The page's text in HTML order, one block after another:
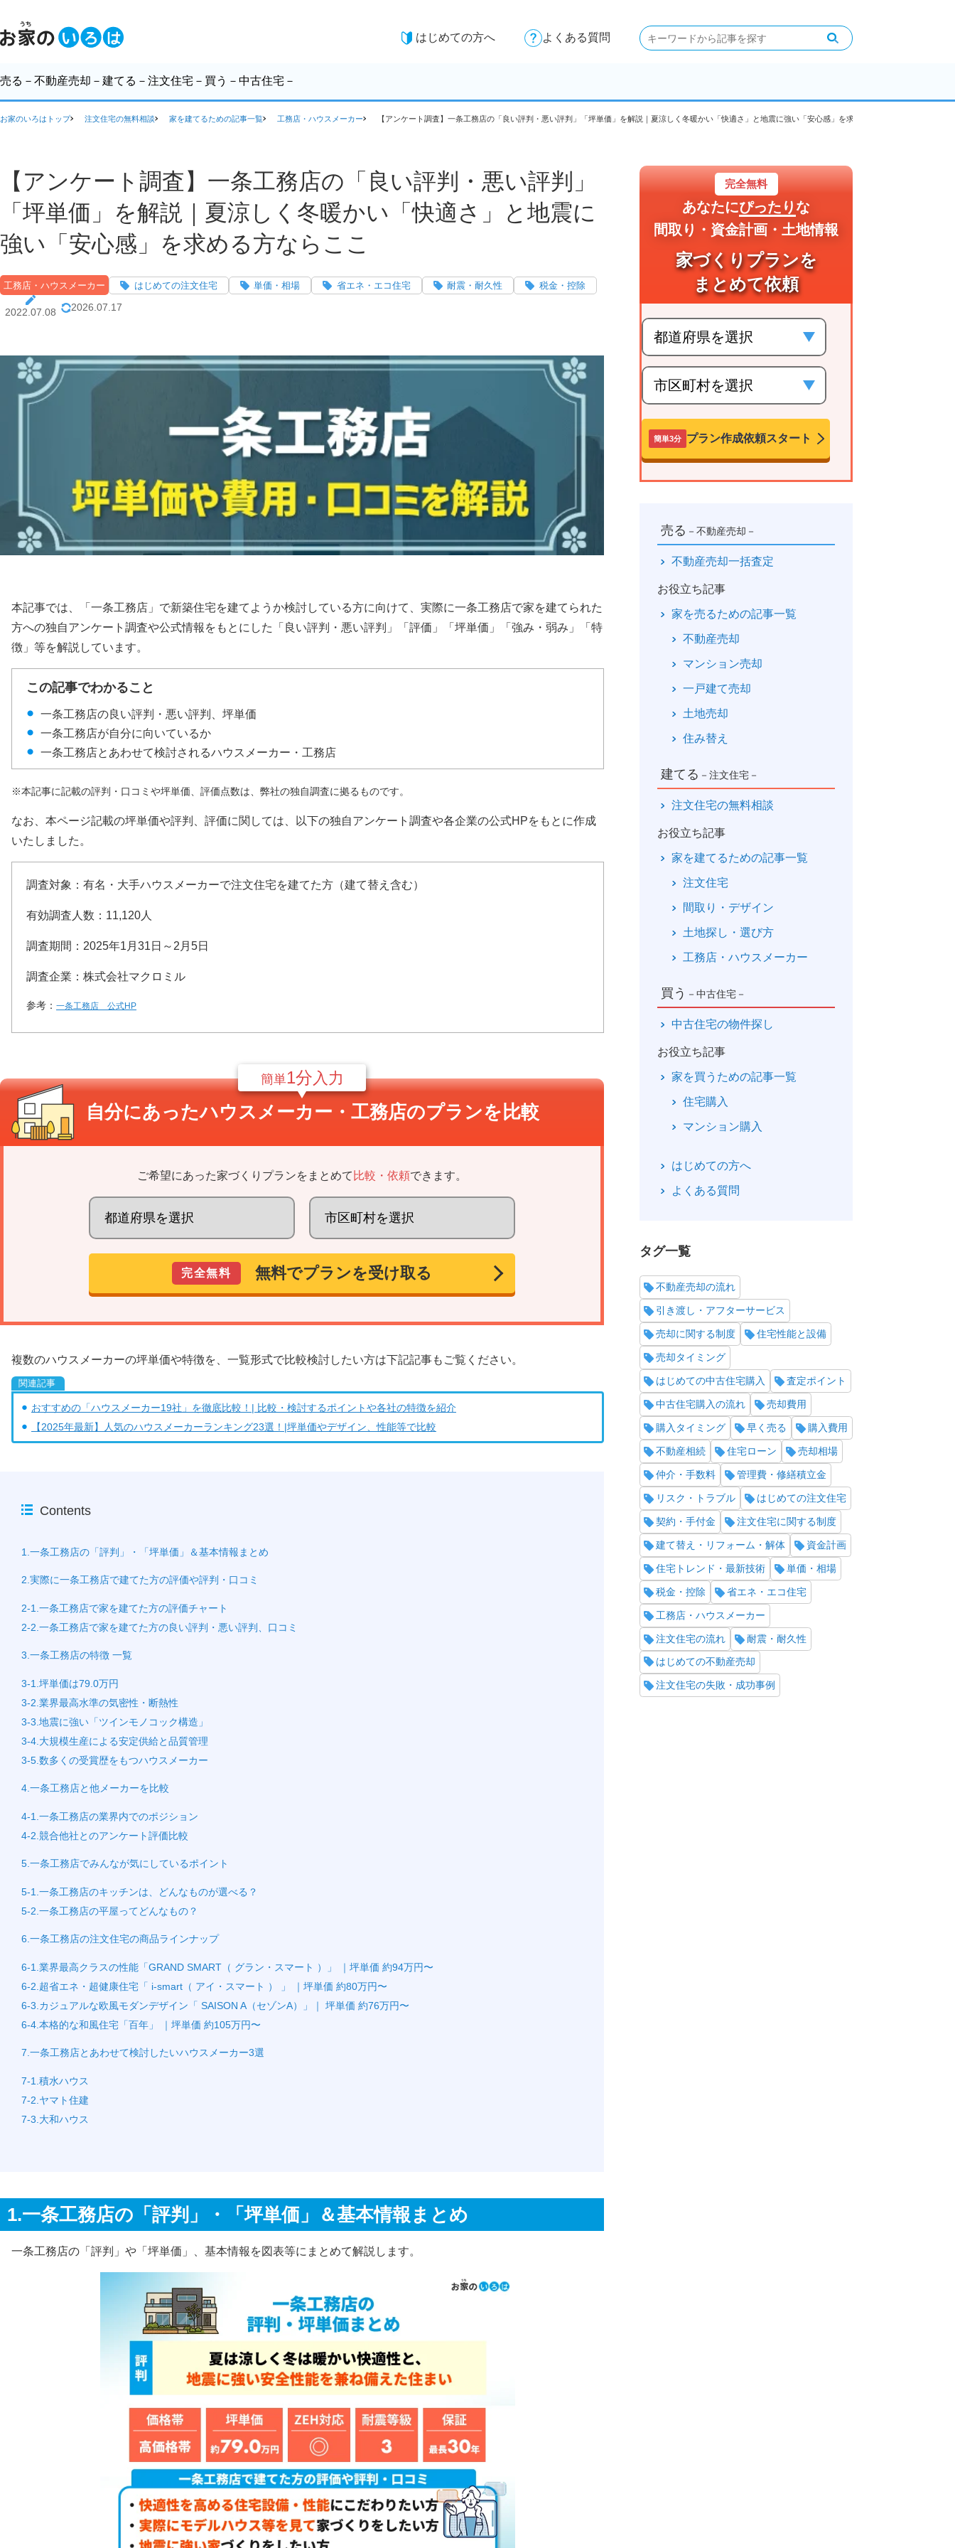
はじめての方へ よくある質問
売る －不動産売却－ 建てる －注文住宅－ 買う －中古住宅－
お家のいろはトップ 注文住宅の無料相談 家を建てるための記事一覧 工務店・ハウスメーカー 【アンケート調査】一条工務店の「良い評判・悪い評判」「坪単価」を解説｜夏涼しく冬暖かい「快適さ」と地震に強い「安心感」を求める方ならここ
【アンケート調査】一条工務店の「良い評判・悪い評判」
「坪単価」を解説｜夏涼しく冬暖かい「快適さ」と地震に
強い「安心感」を求める方ならここ
工務店・ハウスメーカー はじめての注文住宅 単価・相場 省エネ・エコ住宅 耐震・耐久性 税金・控除
2022.07.08 2026.07.17
本記事では、「一条工務店」で新築住宅を建てようか検討している方に向けて、実際に一条工務店で家を建てられた
方への独自アンケート調査や公式情報をもとにした「良い評判・悪い評判」「評価」「坪単価」「強み・弱み」「特
徴」等を解説しています。
この記事でわかること
一条工務店の良い評判・悪い評判、坪単価
一条工務店が自分に向いているか
一条工務店とあわせて検討されるハウスメーカー・工務店
※本記事に記載の評判・口コミや坪単価、評価点数は、弊社の独自調査に拠るものです。
なお、本ページ記載の坪単価や評判、評価に関しては、以下の独自アンケート調査や各企業の公式HPをもとに作成
いたしました。
調査対象：有名・大手ハウスメーカーで注文住宅を建てた方（建て替え含む）
有効調査人数：11,120人
調査期間：2025年1月31日～2月5日
調査企業：株式会社マクロミル
参考： 一条工務店 公式HP
簡単1分 入力
自分にあったハウスメーカー・ 工務店のプランを比較
ご希望にあった家づくりプランをまとめて 比較・依頼できます。
完全無料 無料でプランを受け取る
複数のハウスメーカーの坪単価や特徴を、一覧形式で比較検討したい方は下記記事もご覧ください。
おすすめの「ハウスメーカー19社」を徹底比較！| 比較・検討するポイントや各社の特徴を紹介
【2025年最新】人気のハウスメーカーランキング23選！|坪単価やデザイン、性能等で比較
Contents
1.一条工務店の「評判」・「坪単価」＆基本情報まとめ
2.実際に一条工務店で建てた方の評価や評判・口コミ
2-1.一条工務店で家を建てた方の評価チャート
2-2.一条工務店で家を建てた方の良い評判・悪い評判、口コミ
3.一条工務店の特徴 一覧
3-1.坪単価は79.0万円
3-2.業界最高水準の気密性・断熱性
3-3.地震に強い「ツインモノコック構造」
3-4.大規模生産による安定供給と品質管理
3-5.数多くの受賞歴をもつハウスメーカー
4.一条工務店と他メーカーを比較
4-1.一条工務店の業界内でのポジション
4-2.競合他社とのアンケート評価比較
5.一条工務店でみんなが気にしているポイント
5-1.一条工務店のキッチンは、どんなものが選べる？
5-2.一条工務店の平屋ってどんなもの？
6.一条工務店の注文住宅の商品ラインナップ
6-1.業界最高クラスの性能「GRAND SMART（ グラン・スマート ）」 ｜坪単価 約94万円〜
6-2.超省エネ・超健康住宅「 i-smart（ アイ・スマート ） 」 ｜坪単価 約80万円〜
6-3.カジュアルな欧風モダンデザイン「 SAISON A（セゾンA）」｜ 坪単価 約76万円〜
6-4.本格的な和風住宅「百年」 ｜坪単価 約105万円〜
7.一条工務店とあわせて検討したいハウスメーカー3選
7-1.積水ハウス
7-2.ヤマト住建
7-3.大和ハウス
1.一条工務店の「評判」・「坪単価」＆基本情報まとめ
一条工務店の「評判」や「坪単価」、基本情報を図表等にまとめて解説します。
完全無料
あなたにぴったり な
間取り・資金計画・土地情報
家づくりプランを
まとめて依頼
簡単3分 プラン作成依頼スタート
売る －不動産売却－
不動産売却一括査定
お役立ち記事
家を売るための記事一覧
不動産売却
マンション売却
一戸建て売却
土地売却
住み替え
建てる －注文住宅－
注文住宅の無料相談
お役立ち記事
家を建てるための記事一覧
注文住宅
間取り・デザイン
土地探し・選び方
工務店・ハウスメーカー
買う －中古住宅－
中古住宅の物件探し
お役立ち記事
家を買うための記事一覧
住宅購入
マンション購入
はじめての方へ
よくある質問
タグ一覧
不動産売却の流れ
引き渡し・アフターサービス
売却に関する制度 住宅性能と設備
売却タイミング
はじめての中古住宅購入 査定ポイント
中古住宅購入の流れ 売却費用
購入タイミング 早く売る 購入費用
不動産相続 住宅ローン 売却相場
仲介・手数料 管理費・修繕積立金
リスク・トラブル はじめての注文住宅
契約・手付金 注文住宅に関する制度
建て替え・リフォーム・解体 資金計画
住宅トレンド・最新技術 単価・相場
税金・控除 省エネ・エコ住宅
工務店・ハウスメーカー
注文住宅の流れ 耐震・耐久性
はじめての不動産売却
注文住宅の失敗・成功事例